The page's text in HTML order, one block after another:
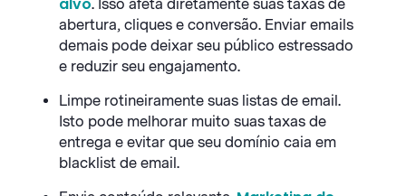
. Isso afeta diretamente suas taxas de
abertura, cliques e conversão. Enviar emails
demais pode deixar seu público estressado
e reduzir seu engajamento.
Limpe rotineiramente suas listas de email.
Isto pode melhorar muito suas taxas de
entrega e evitar que seu domínio caia em
blacklist de email.